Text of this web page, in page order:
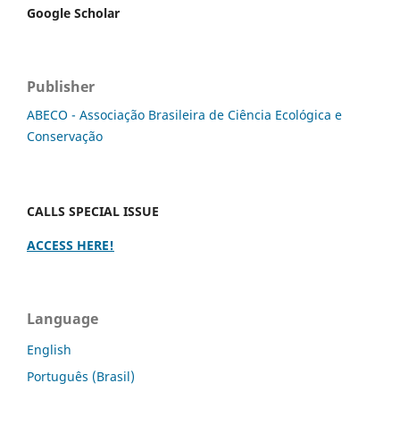
Google Scholar
Publisher
ABECO - Associação Brasileira de Ciência Ecológica e
Conservação
CALLS SPECIAL ISSUE
ACCESS HERE!
Language
English
Português (Brasil)